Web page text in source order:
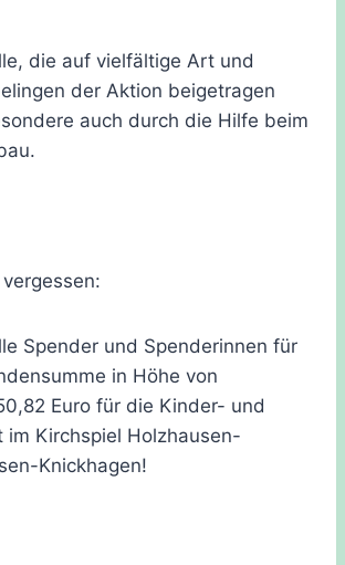
die auf vielfältige Art und
der Aktion beigetragen
auch durch die Hilfe beim
Spender und Spenderinnen für
in Höhe von
Euro für die Kinder- und
im Kirchspiel Holzhausen-
Knickhagen!